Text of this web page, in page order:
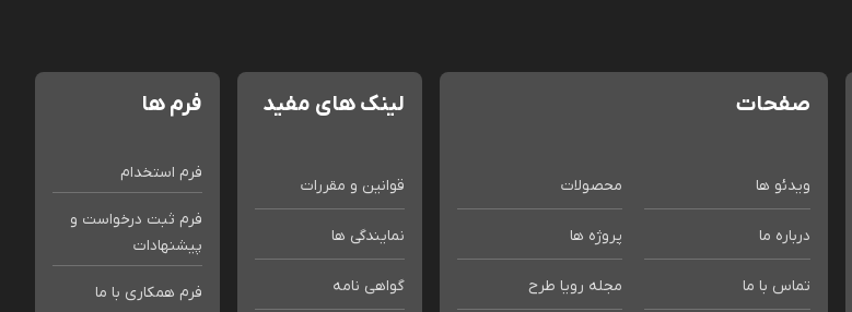
صفحات
ویدئو ها محصولات
درباره ما پروژه ها
تماس با ما مجله رویا طرح
لینک های مفید
قوانین و مقررات
نمایندگی ها
گواهی نامه
فرم ها
فرم استخدام
فرم ثبت درخواست و
پیشنهادات
فرم همکاری با ما